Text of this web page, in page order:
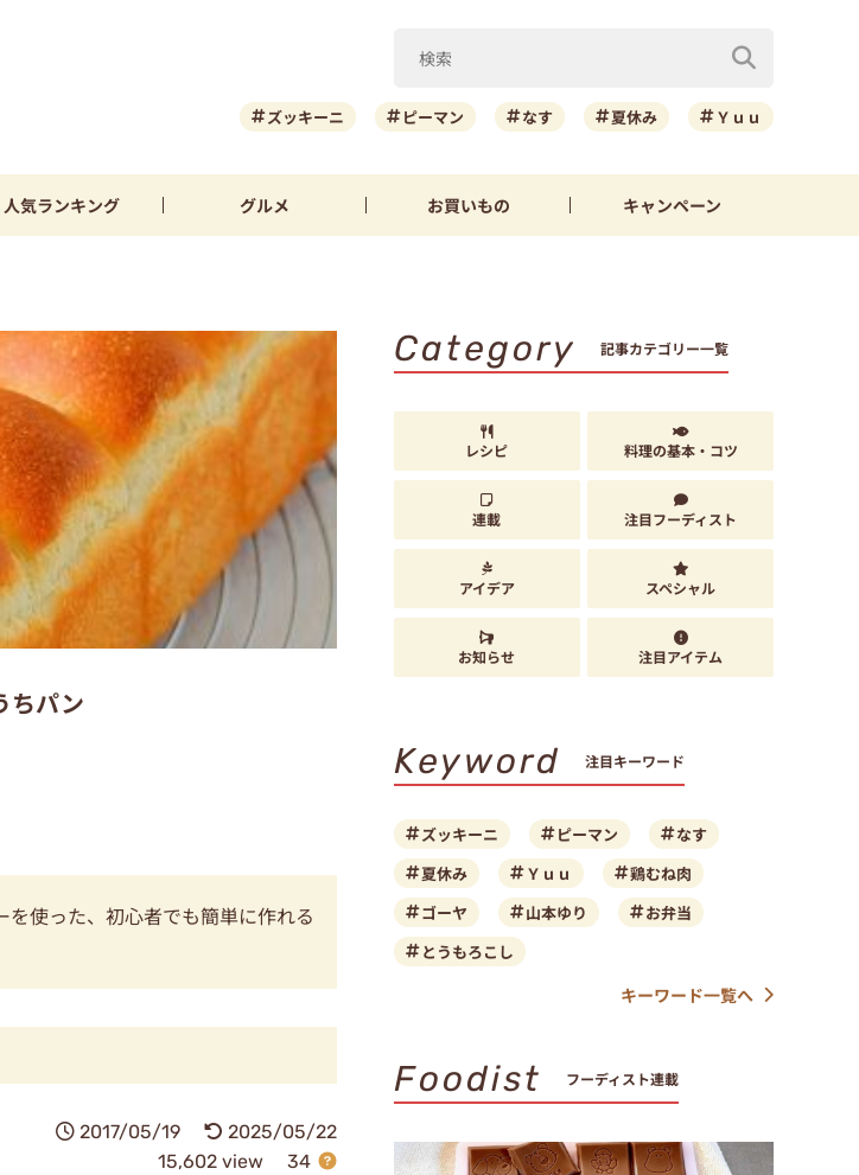
ズッキーニ ピーマン なす 夏休み Ｙｕｕ
人気ランキング グルメ お買いもの キャンペーン
ちパン
使った、初心者でも簡単に作れる
2017/05/19
2025/05/22
15,602 view
34
Category 記事カテゴリー一覧
レシピ 料理の基本・コツ
連載 注目フーディスト
アイデア スペシャル
お知らせ 注目アイテム
Keyword 注目キーワード
ズッキーニ ピーマン
なす
夏休み
Ｙｕｕ
鶏むね肉
ゴーヤ
山本ゆり
お弁当
とうもろこし
キーワード一覧へ
Foodist フーディスト連載